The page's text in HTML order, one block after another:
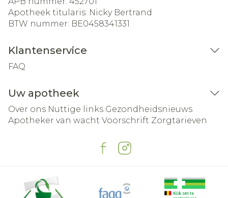
Apotheek titularis: Nicky Bertrand
BTW nummer: BE0458341331
Klantenservice
FAQ
Uw apotheek
Over ons Nuttige links Gezondheidsnieuws
Apotheker van wacht Voorschrift Zorgtarieven